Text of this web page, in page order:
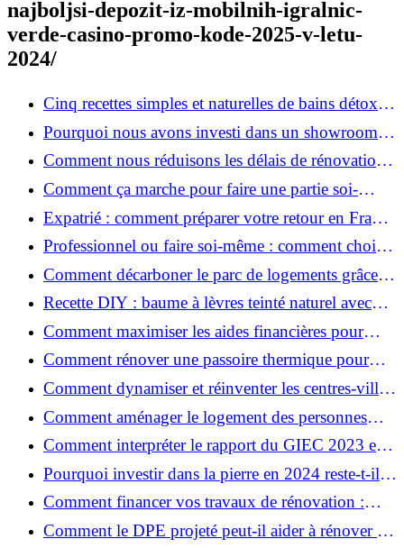
najboljsi-depozit-iz-mobilnih-igralnic-
verde-casino-promo-kode-2025-v-letu-
2024/
Cinq recettes simples et naturelles de bains détox
maison
Pourquoi nous avons investi dans un showroom-
atelier et ce que cela apporte aux clients
Comment nous réduisons les délais de rénovation à
3 mois au lieu de 6?
Comment ça marche pour faire une partie soi-
même et nous confier le reste ?
Expatrié : comment préparer votre retour en France
et rénover votre bien à distance ?
Professionnel ou faire soi-même : comment choisir
pour votre rénovation ?
Comment décarboner le parc de logements grâce à
la rénovation énergétique ?
Recette DIY : baume à lèvres teinté naturel avec
SPF
Comment maximiser les aides financières pour
votre rénovation ?
Comment rénover une passoire thermique pour
une maison durable ?
Comment dynamiser et réinventer les centres-villes
avec Action Cœur de Ville ?
Comment aménager le logement des personnes
âgées et obtenir des aides financières ?
Comment interpréter le rapport du GIEC 2023 et
en retenir l'essentiel ?
Pourquoi investir dans la pierre en 2024 reste-t-il
un choix sûr ?
Comment financer vos travaux de rénovation :
aides, prêts et solutions pratiques ?
Comment le DPE projeté peut-il aider à rénover et